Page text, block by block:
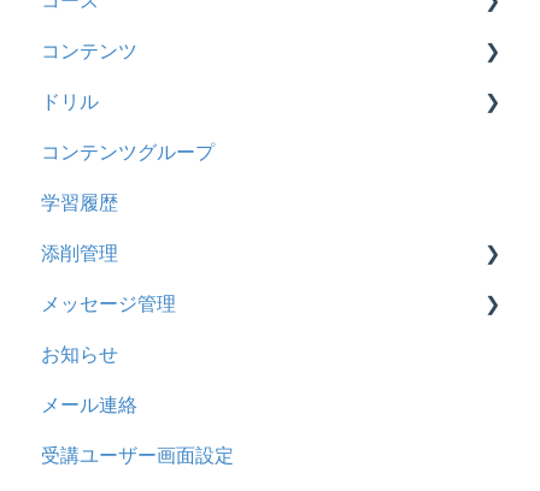
CSV
ドキュメント
ビデオ
ドリル
メール
メッセージ
お知らせ
多言語変換
助成金
2024年5月アップデート
2023年12月アップデート
2023年11月アップデート
2023年8月アップデート
2023年4月アップデート
【旧レイアウト】ユーザー編集について
【旧レイアウト】ユーザーグループ設定
基本操作
新レイアウト
旧レイアウト
コース詳細設定の参考
ストレスチェック
CSVについて
コンテンツ
ビデオ
ドキュメント
多言語表示
リンク
ドリル
概要
問題について
ドリルについて
【問題・ドリル】の参考
ドリルスキンについて
問題属性
コンテンツグループ
学習履歴
添削管理
概要
基本操作
採点権限のみを持ったユーザ
採点・承認権限を持ったユーザ
メッセージ管理
基本操作
リンクメッセージスレッド
お知らせ
メール連絡
受講ユーザー画面設定